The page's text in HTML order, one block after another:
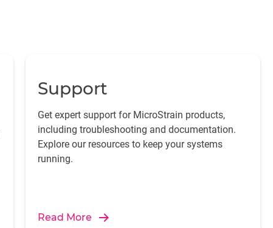
Support
Get expert support for MicroStrain products,
including troubleshooting and documentation.
Explore our resources to keep your systems
running.
Read More